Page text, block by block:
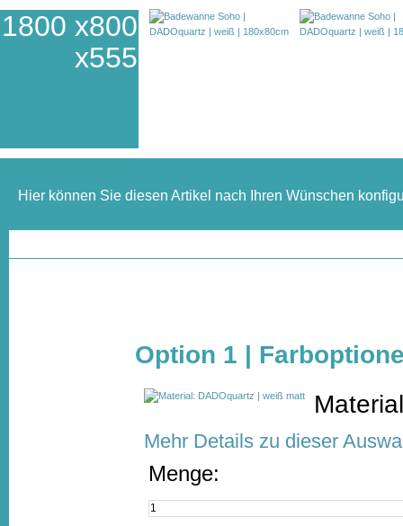
1800 x800
x555
Hier können Sie diesen Artikel nach Ihren Wünschen
Option 1 |
Mehr Details zu dieser
Menge: